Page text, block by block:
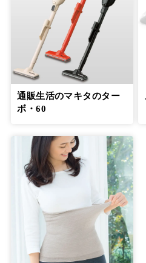
通販生活のマキタのター
ボ・60